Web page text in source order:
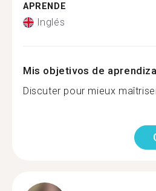
APRENDE
Inglés
Mis objetivos de
Discuter pour mieux